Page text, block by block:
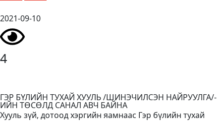
2021-09-10
4
ГЭР БҮЛИЙН ТУХАЙ ХУУЛЬ /ШИНЭЧИЛСЭН НАЙРУУЛГА/-
ИЙН ТӨСӨЛД САНАЛ АВЧ БАЙНА
Хууль зүй, дотоод хэргийн яамнаас Гэр бүлийн тухай